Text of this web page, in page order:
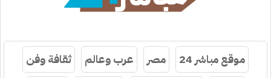
موقع مباشر 24 مصر عرب وعالم ثقافة وفن